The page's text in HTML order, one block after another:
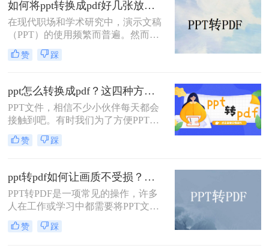
如何将ppt转换成pdf好几张放在一页？分享三种简单且高效的方法！
在现代职场和学术研究中，演示文稿
（PPT）的使用频繁而普遍。然而，
有时候我们希望将PPT转换为PDF格
式，以便更方便地打印、分享或存
个页面放在一个PDF页面中，以便节
省空间和纸张。那么如何将ppt转换成
pdf好几张放在一页呢？在本文中，我
们将介绍三种简单且高效的方法，以
满足这些需求。
赞 踩
ppt怎么转换成pdf？这四种方法，老板用了都给满分！
PPT文件，相信不少小伙伴每天都会
接触到吧。有时我们为了方便PPT文
件的传输，会将PPT文件转换成PDF
格式，这样子也方便大家在各种设备
换成pdf吗？有需要进行PPT转PDF格
式的小伙伴，今天我就来为你们分享
四种不错的方法。
赞 踩
ppt转pdf如何让画质不受损？推荐这三个实用方法给你！
PPT转PDF是一项常见的操作，许多
人在工作或学习中都需要将PPT文件
转换为PDF格式，以便于分享和阅
览。然而，转换过程中往往会面临一
赞 踩